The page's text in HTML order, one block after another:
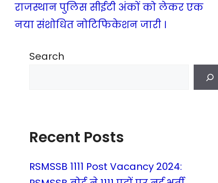
राजस्थान पुलिस सीईटी अंकों को लेकर एक
नया संशोधित नोटिफिकेशन जारी ।
Search
Recent Posts
RSMSSB 1111 Post Vacancy 2024: